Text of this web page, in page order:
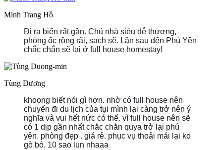
Minh Trang Hồ
Đi ra biển rất gần. Chủ nhà siêu dễ thương,
phòng ốc rộng rãi, sạch sẽ. Lần sau đến Phú Yên
chắc chắn sẽ lại ở full house homestay!
Tùng Dương
khoong biết nói gì hơn. nhờ có full house nên
chuyến đi du lịch của tụi mình lại càng trở nên ý
nghĩa và vui hết nức có thể. vì full house nên sẽ
có 1 dịp gần nhất chắc chắn quya trở lại phú
yên. phòng đẹp . giá rẻ. phục vụ thoải mái lại ko
gò bó. 10 sao lun nhaaa